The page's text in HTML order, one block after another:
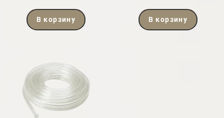
В корзину В корзину